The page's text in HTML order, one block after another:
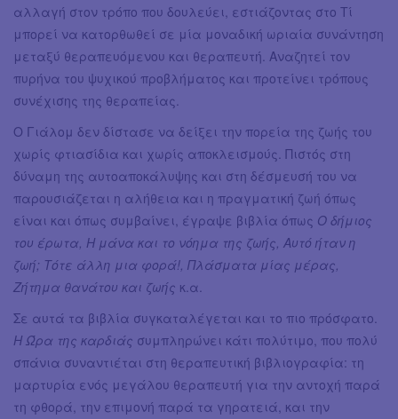
αλλαγή στον τρόπο που δουλεύει, εστιάζοντας στο Τί
μπορεί να κατορθωθεί σε μία μοναδική ωριαία συνάντηση
μεταξύ θεραπευόμενου και θεραπευτή. Αναζητεί τον
πυρήνα του ψυχικού προβλήματος και προτείνει τρόπους
συνέχισης της θεραπείας.
Ο Γιάλομ δεν δίστασε να δείξει την πορεία της ζωής του
χωρίς φτιασίδια και χωρίς αποκλεισμούς. Πιστός στη
δύναμη της αυτοαποκάλυψης και στη δέσμευσή του να
παρουσιάζεται η αλήθεια και η πραγματική ζωή όπως
είναι και όπως συμβαίνει, έγραψε βιβλία όπως Ο δήμιος
του έρωτα, Η μάνα και το νόημα της ζωής, Αυτό ήταν η
ζωή; Τότε άλλη μια φορά!, Πλάσματα μίας μέρας,
Ζήτημα θανάτου και ζωής κ.α.
Σε αυτά τα βιβλία συγκαταλέγεται και το πιο πρόσφατο.
Η Ώρα της καρδιάς συμπληρώνει κάτι πολύτιμο, που πολύ
σπάνια συναντιέται στη θεραπευτική βιβλιογραφία: τη
μαρτυρία ενός μεγάλου θεραπευτή για την αντοχή παρά
τη φθορά, την επιμονή παρά τα γηρατειά, και την